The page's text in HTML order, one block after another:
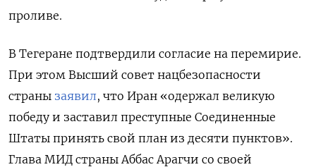
проливе.
В Тегеране подтвердили согласие на перемирие.
При этом Высший совет нацбезопасности
страны заявил, что Иран «одержал великую
победу и заставил преступные Соединенные
Штаты принять свой план из десяти пунктов».
Глава МИД страны Аббас Арагчи со своей